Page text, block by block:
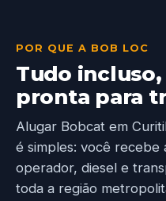
POR QUE A BOB LOC
Tudo
pronta para
Alugar Bobcat em
é simples: você recebe
operador, diesel e
toda a região